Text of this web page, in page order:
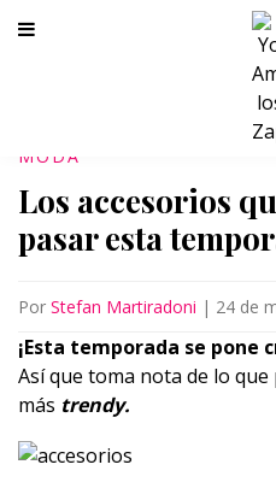
MODA
Los accesorios
pasar esta
Por Stefan Martiradoni | 24 de
¡Esta temporada se pone
Así que toma nota de lo
más trendy.